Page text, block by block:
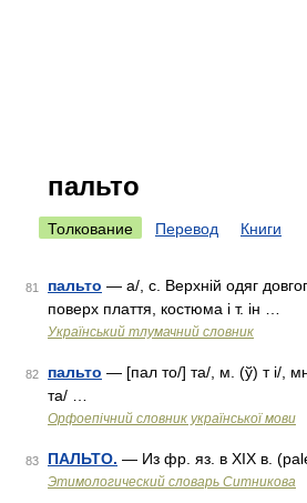
пальто
Толкование Перевод Книги
81 пальто — а/, с. Верхній одяг
поверх плаття, костюма і т. ін …
Український тлумачний словник
82 пальто — [пал то/] та/, м. (ў) т і/,
та/ …
Орфоепічний словник української мови
83 ПАЛЬТО. — Из фр. яз. в XIX в.
Этимологический словарь Ситникова